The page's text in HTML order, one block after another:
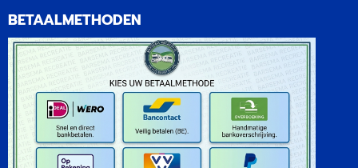
BETAALMETHODEN